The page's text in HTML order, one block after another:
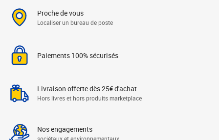
Proche de vous
Localiser un bureau de poste
Paiements 100% sécurisés
Livraison offerte dès 25€ d'achat
Hors livres et hors produits marketplace
Nos engagements